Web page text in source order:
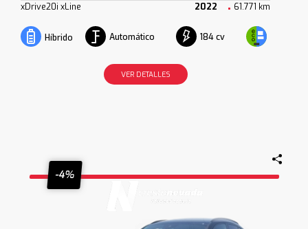
xDrive20i xLine 2022 61.771 km
Híbrido Automático 184 cv
VER DETALLES
-4%